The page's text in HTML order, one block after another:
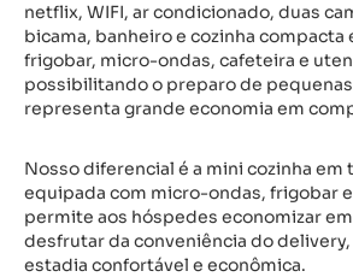
netflix, WIFI, ar condicionado, duas
bicama, banheiro e cozinha compacta
frigobar, micro-ondas, cafeteira e
possibilitando o preparo de
representa grande economia em
Nosso diferencial é a mini cozinha em
equipada com micro-ondas, frigobar
permite aos hóspedes economizar
desfrutar da conveniência do
estadia confortável e econômica.